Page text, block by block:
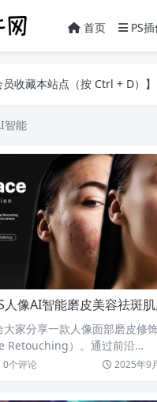
首页 PS
收藏本站点（按 Ctrl + D）
员收藏本站点（按 Ctrl + D）
智能
AI智能磨皮美容祛斑肌肤修饰肤色增强ATN动作 Magic Face
家分享一款人像面部磨皮修
Retouching）。通过前沿…
0个评论 2025年9